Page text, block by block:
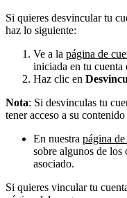
Si quieres desvincular tu
haz lo siguiente:
Ve a la página de
iniciada en tu cuenta
Haz clic en
Nota: Si desvinculas tu
tener acceso a su
En nuestra página
sobre algunos de los
asociado.
Si quieres vincular tu